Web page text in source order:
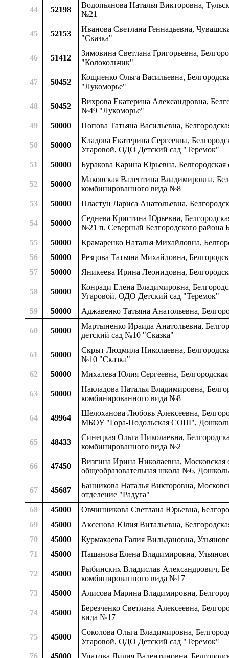
44 52198
Водопьянова Наталья Викторовна,
№21
45 52153
Иванова Светлана Геннадьевна,
"Сказка"
46 51412
Зимовина Светлана Григорьевна,
"Колокольчик"
47 50452
Кощиенко Ольга Васильевна,
"Лукоморье"
48 50452
Вихрова Екатерина Александровна,
№49 "Лукоморье"
49
50000 Попова Татьяна Васильевна,
50 50000
Кладова Екатерина Сергеевна,
Угаровой, ОДО Детский сад "Теремок"
51
50000 Буракова Карина Юрьевна,
52 50000
Маковская Валентина Владимировна,
комбинированного вида №8
53
50000 Пластун Лариса Анатольевна,
54 50000
Седнева Кристина Юрьевна,
№21 п. Северный Белгородского района
55
50000
Крамаренко Наталья Михайловна,
56
50000
Резцова Татьяна Михайловна,
57
50000 Яникеева Ирина Леонидовна,
58 50000
Конради Елена Владимировна,
Угаровой, ОДО Детский сад "Теремок"
59
50000 Аджавенко Татьяна Анатольевна,
60 50000
Мартыненко Ираида Анатольевна,
детский сад №10 "Сказка"
61 50000
Скрыт Людмила Николаевна,
№10 "Сказка"
62
50000 Михалева Юлия Сергеевна,
63 50000
Накладова Наталья Владимировна,
комбинированного вида №8
64 49964
Шелоханова Любовь Алексеевна,
МБОУ "Гора-Подольская СОШ",
65 48433
Синецкая Ольга Николаевна,
комбинированного вида №2
66 47450
Визгина Ирина Николаевна,
общеобразовательная школа №6,
67 45687
Банникова Наталья Викторовна,
отделение "Радуга"
68
45000
Овчинникова Светлана Юрьевна,
69
45000
Аксенова Юлия Витальевна,
70
45000
Курмакаева Галия Вильдановна,
71
45000 Пащанова Елена Владимировна,
72 45000
Рыбинских Владислав Александрович,
комбинированного вида №17
73
45000 Алисова Марина Владимировна,
74 45000
Березченко Светлана Алексеевна,
вида №17
75 45000
Соколова Ольга Владимировна,
Угаровой, ОДО Детский сад "Теремок"
76
45000 Упатова Лилия Валентиновна,